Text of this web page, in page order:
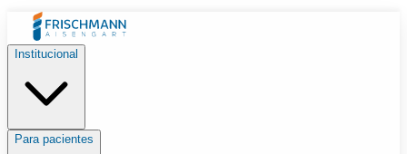
Institucional
Para pacientes